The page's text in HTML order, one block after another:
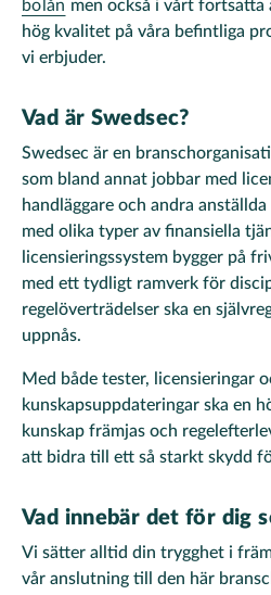
bolån men också i vårt fortsatta
hög kvalitet på våra befintliga
vi erbjuder.
Vad är Swedsec?
Swedsec är en
som bland annat jobbar med
handläggare och andra
med olika typer av finansiella
licensieringssystem bygger på
med ett tydligt ramverk för
regelöverträdelser ska en
uppnås.
Med både tester, licensieringar
kunskapsuppdateringar ska en
kunskap främjas och
att bidra till ett så starkt skydd
Vad innebär det för dig
Vi sätter alltid din trygghet i
vår anslutning till den här